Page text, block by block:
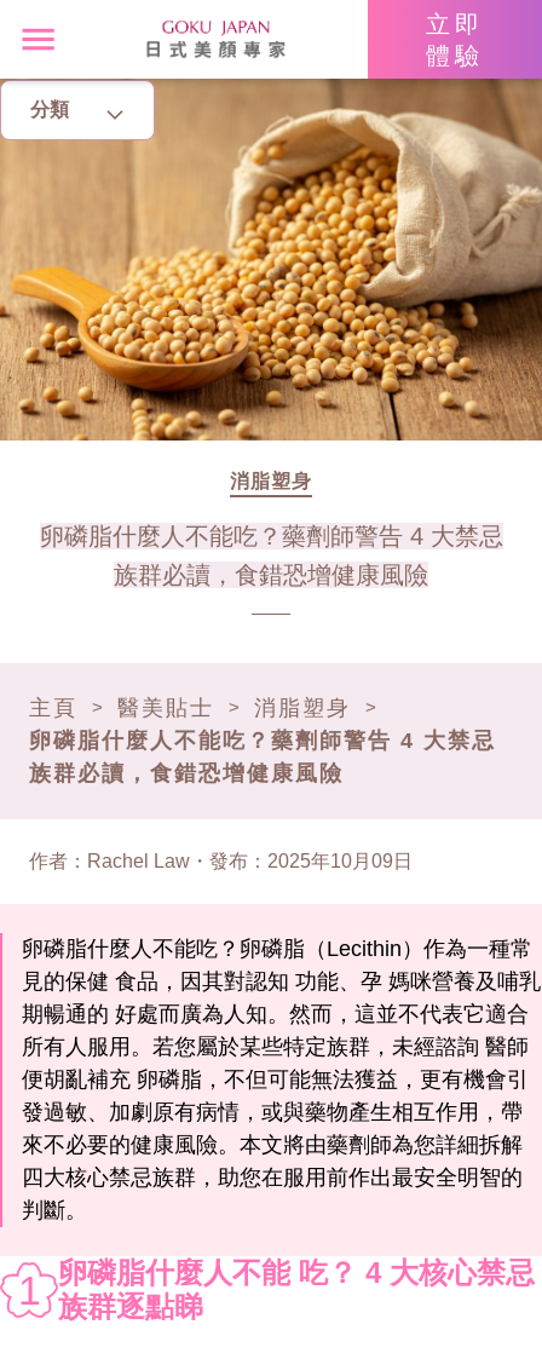
立即
體驗
分類
消脂塑身
美白去斑
增肌減脂
消脂塑身
卵磷脂什麼人不能吃？藥劑師警告 4 大禁忌
族群必讀，食錯恐增健康風險
主頁 > 醫美貼士 > 消脂塑身 >
卵磷脂什麼人不能吃？藥劑師警告 4 大禁忌
族群必讀，食錯恐增健康風險
作者 ： Rachel Law ・ 發布 ： 2025年10月09日
卵磷脂什麼人不能吃？卵磷脂（Lecithin）作為一種常
見的保健 食品，因其對認知 功能、孕 媽咪營養及哺乳
期暢通的 好處而廣為人知。然而，這並不代表它適合
所有人服用。若您屬於某些特定族群，未經諮詢 醫師
便胡亂補充 卵磷脂，不但可能無法獲益，更有機會引
發過敏、加劇原有病情，或與藥物產生相互作用，帶
來不必要的健康風險。本文將由藥劑師為您詳細拆解
四大核心禁忌族群，助您在服用前作出最安全明智的
判斷。
1
卵磷脂什麼人不能 吃？ 4 大核心禁忌
族群逐點睇